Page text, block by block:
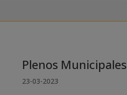
Plenos Municipales
23-03-2023